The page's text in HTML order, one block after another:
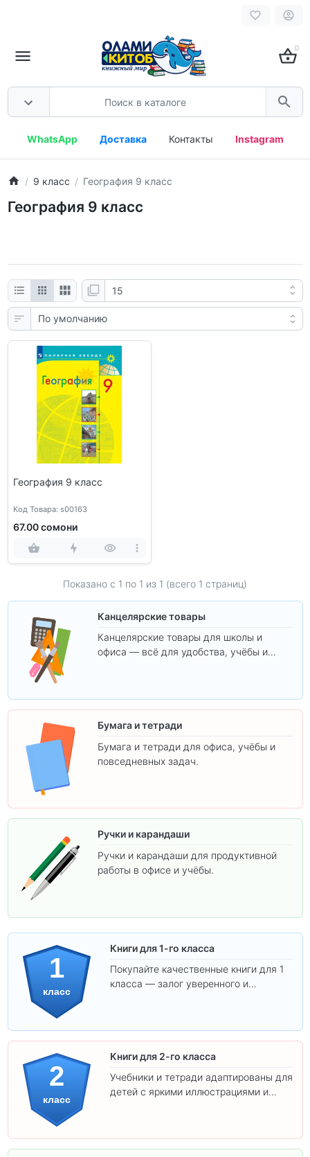
0
WhatsApp Доставка Контакты Instagram
9 класс География 9 класс
География 9 класс
География 9 класс
Код Товара: s00163
67.00 сомони
Показано с 1 по 1 из 1 (всего 1 страниц)
Канцелярские товары
Канцелярские товары для школы и
офиса — всё для удобства, учёбы и
Бумага и тетради
Бумага и тетради для офиса, учёбы и
повседневных задач.
Ручки и карандаши
Ручки и карандаши для продуктивной
работы в офисе и учёбы.
1
класс
Книги для 1-го класса
Покупайте качественные книги для 1
класса — залог уверенного и
2
класс
Книги для 2-го класса
Учебники и тетради адаптированы для
детей с яркими иллюстрациями и